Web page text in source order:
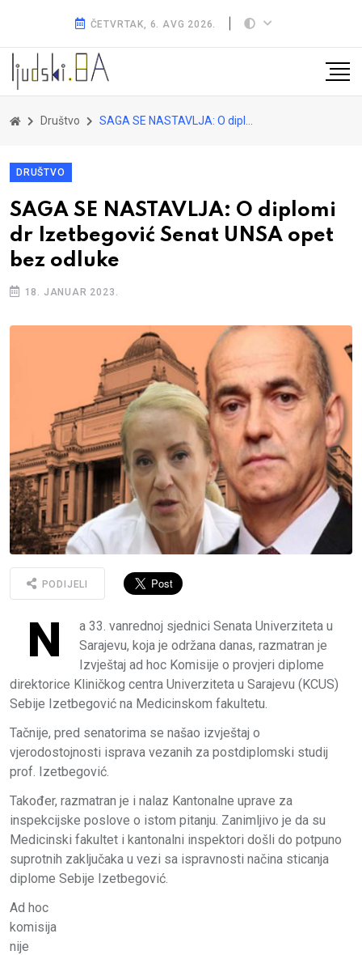
ČETVRTAK, 6. AVG 2026.
Društvo SAGA SE NASTAVLJA: O diplomi dr Izetbegović Senat UNSA opet bez odluke
DRUŠTVO
SAGA SE NASTAVLJA: O diplomi
dr Izetbegović Senat UNSA opet
bez odluke
18. JANUAR 2023.
PODIJELI
N
a 33. vanrednoj sjednici Senata Univerziteta u
Sarajevu, koja je održana danas, razmatran je
Izvještaj ad hoc Komisije o provjeri diplome
direktorice Kliničkog centra Univerziteta u Sarajevu (KCUS)
Sebije Izetbegović na Medicinskom fakultetu.
Tačnije, pred senatorima se našao izvještaj o
vjerodostojnosti isprava vezanih za postdiplomski studij
prof. Izetbegović.
Također, razmatran je i nalaz Kantonalne uprave za
inspekcijske poslove o istom pitanju. Zanimljivo je da su
Medicinski fakultet i kantonalni inspektori došli do potpuno
suprotnih zaključaka u vezi sa ispravnosti načina sticanja
diplome Sebije Izetbegović.
Ad hoc
komisija
nije